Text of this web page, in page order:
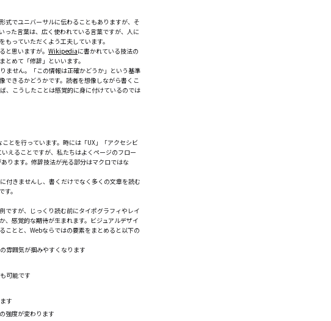
式でユニバーサルに伝わることもありますが、そ
った言葉は、広く使われている言葉ですが、人に
っていただくよう工夫しています。
と思いますが。 Wikipediaに書かれている技法の
めて「修辞」といいます。
ません。「この情報は正確かどうか」という基準
できるかどうかです。読者を想像しながら書くこ
、こうしたことは感覚的に身に付けているのでは
とを行っています。時には「UX」「アクセシビ
えることですが、私たちはよくページのフロー
ります。修辞技法が光る部分はマクロではな
付きませんし、書くだけでなく多くの文章を読む
。
ですが、じっくり読む前にタイポグラフィやレイ
、感覚的な期待が生まれます。ビジュアルデザイ
ことと、Webならではの要素をまとめると以下の
雰囲気が掴みやすくなります
可能です
す
強度が変わります